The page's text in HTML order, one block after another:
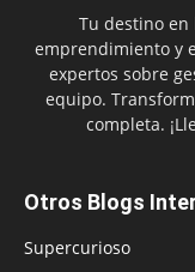
Tu destino
emprendimiento y
expertos sobre
equipo.
completa.
Otros Blogs
Supercurioso